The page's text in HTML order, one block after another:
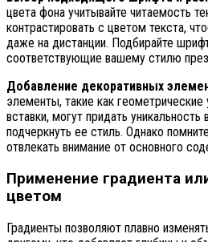
цвета фона учитывайте читаемость
контрастировать с цветом текста,
даже на дистанции. Подбирайте
соответствующие вашему стилю
Добавление декоративных
элементы, такие как
вставки, могут придать уникальность
подчеркнуть ее стиль. Однако
отвлекать внимание от основного
Применение градиента
цветом
Градиенты позволяют плавно